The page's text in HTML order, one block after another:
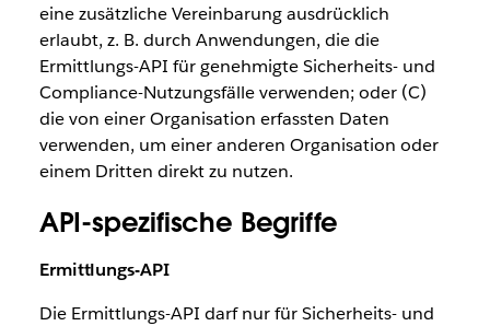
eine zusätzliche Vereinbarung ausdrücklich
erlaubt, z. B. durch Anwendungen, die die
Ermittlungs-API für genehmigte Sicherheits- und
Compliance-Nutzungsfälle verwenden; oder (C)
die von einer Organisation erfassten Daten
verwenden, um einer anderen Organisation oder
einem Dritten direkt zu nutzen.
API-spezifische Begriffe
Ermittlungs-API
Die Ermittlungs-API darf nur für Sicherheits- und